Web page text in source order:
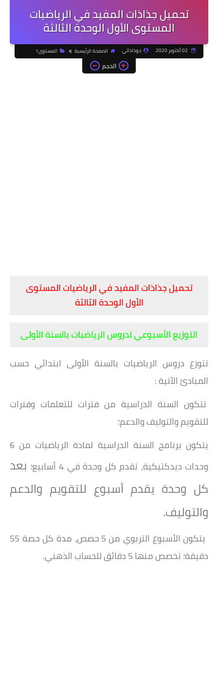
تحميل جذاذات المفيد في الرياضيات
المستوى الأول الوحدة الثالثة
جوذاذاتي الصفحة الرئيسية المستوى1
الحجم
تحميل جذاذات المفيد في الرياضيات المستوى
الأول الوحدة الثالثة
التوزيع الأسبوعي لدروس الرياضيات بالسنة الأولى
تتوزع دروس الرياضيات بالسنة الأولى ابتدائي حسب
المبادئ الآتية :
تتكون السنة الدراسية من فترات للتعلمات وفترات
للتقويم والتوليف والدعم؛
يتكون برنامج السنة الدراسية لمادة الرياضيات من 6
وحدات ديدكتيكية، تقدم كل وحدة في 4 أسابيع؛
بعد
كل وحدة يقدم أسبوع للتقويم والدعم
والتوليف.
يتكون الأسبوع التربوي من 5 حصص، مدة كل حصة 55
دقيقة؛ تخصص منها 5 دقائق للحساب الذهني.